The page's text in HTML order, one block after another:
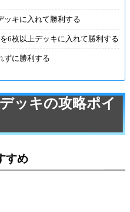
ッキに入れて勝利する
6枚以上デッキに入れて勝利する
ずに勝利する
ッキの攻略ポイ
すめ